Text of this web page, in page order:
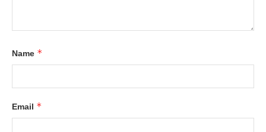
Name *
Email *